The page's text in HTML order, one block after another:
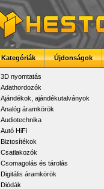
Kategóriák Újdonságok
3D nyomtatás
Adathordozók
Ajándékok, ajándékutalványok
Analóg áramkörök
Audiotechnika
Autó HiFi
Biztosítékok
Csatlakozók
Csomagolás és tárolás
Digitális áramkörök
Diódák